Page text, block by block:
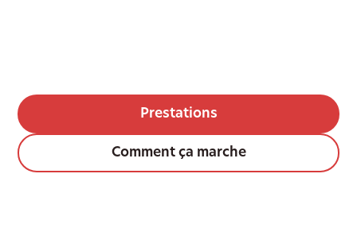
Prestations
Comment ça marche